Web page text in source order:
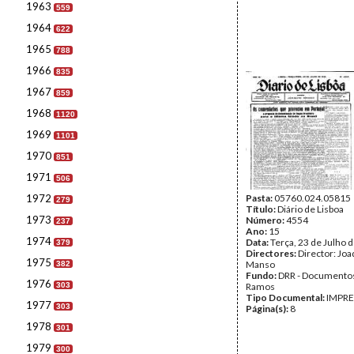
1963 559
1964 622
1965 788
1966 835
1967 859
1968 1120
1969 1101
1970 851
1971 506
1972 279
1973 237
1974 379
1975 382
1976 303
1977 303
1978 301
1979 300
Pasta:05760.024.05815
Título:Diário de Lisboa
Número:4554
Ano: 15
Data:Terça, 23 de Julho
Directores:Director:
Manso
Fundo:DRR -
Ramos
Tipo Documental:
Página(s): 8